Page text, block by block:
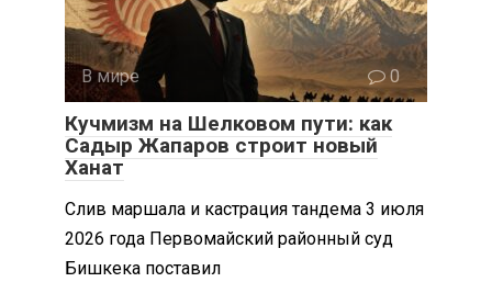
В мире 0
Кучмизм на Шелковом пути: как
Садыр Жапаров строит новый
Ханат
Слив маршала и кастрация тандема 3 июля
2026 года Первомайский районный суд
Бишкека поставил